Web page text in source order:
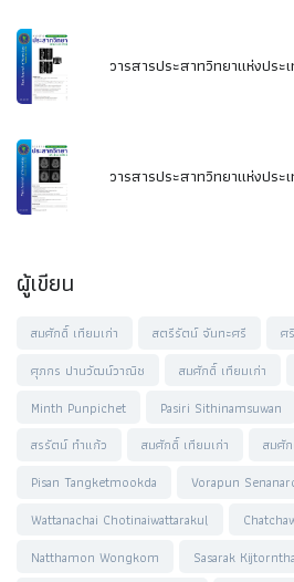
วารสารประสาทวิทยาแห่งปร
วารสารประสาทวิทยาแห่งปร
ผู้เขียน
สมศักดิ์ เทียมเก่า สตรีรัตน์ จันทะศรี
ศ
ศุภกร ปานวัฒน์วาณิช
สมศักดิ์ เทียมเก่า
Minth Punpichet
Pasiri Sithinamsuwan
สรรัตน์ ทำแก้ว
สมศักดิ์ เทียมเก่า
สมศั
Pisan Tangketmookda
Vorapun
Wattanachai Chotinaiwattarakul
Natthamon Wongkom
Sasarak